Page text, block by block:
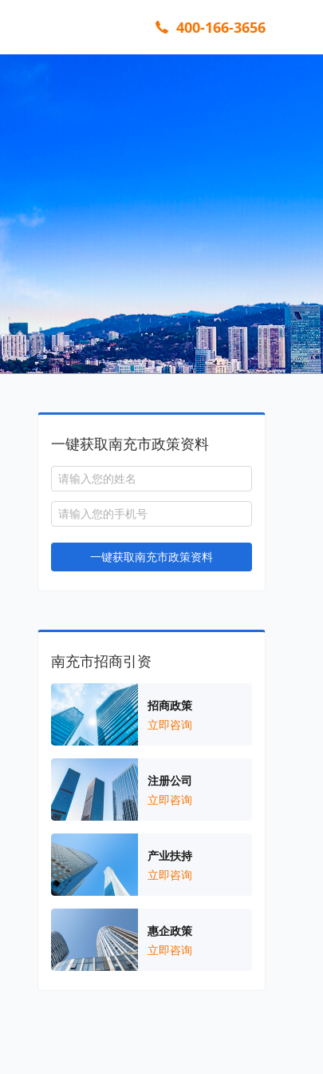
400-166-3656
一键获取南充市政策资料
一键获取南充市政策资料
南充市招商引资
招商政策
立即咨询
注册公司
立即咨询
产业扶持
立即咨询
惠企政策
立即咨询